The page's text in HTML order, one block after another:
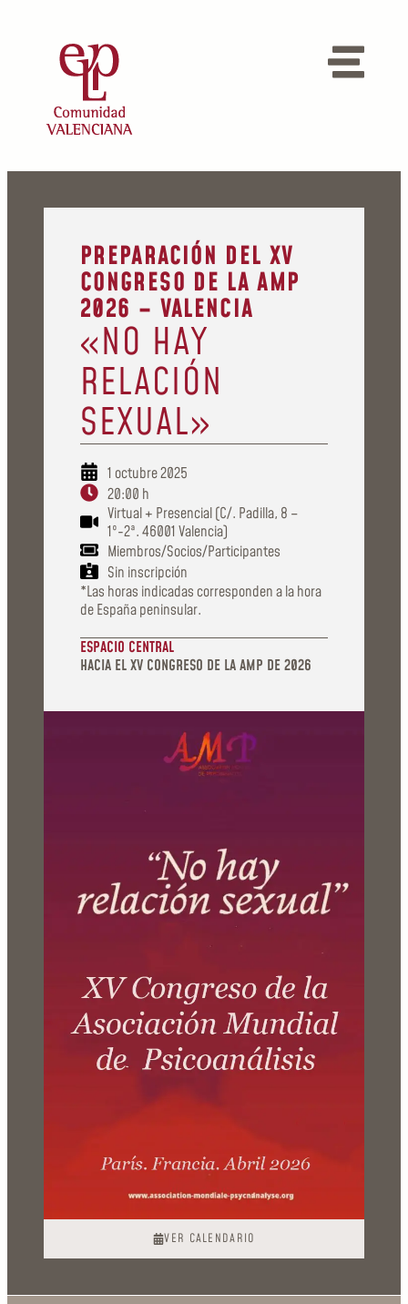
VER CALENDARIO
PREPARACIÓN DEL XV
CONGRESO DE LA AMP
2026 – VALENCIA
«NO HAY
RELACIÓN
SEXUAL»
1 octubre 2025
20:00 h
Virtual + Presencial (C/. Padilla, 8 –
1º-2ª. 46001 Valencia)
Miembros/Socios/Participantes
Sin inscripción
*Las horas indicadas corresponden a la hora
de España peninsular.
ESPACIO CENTRAL
HACIA EL XV CONGRESO DE LA AMP DE 2026